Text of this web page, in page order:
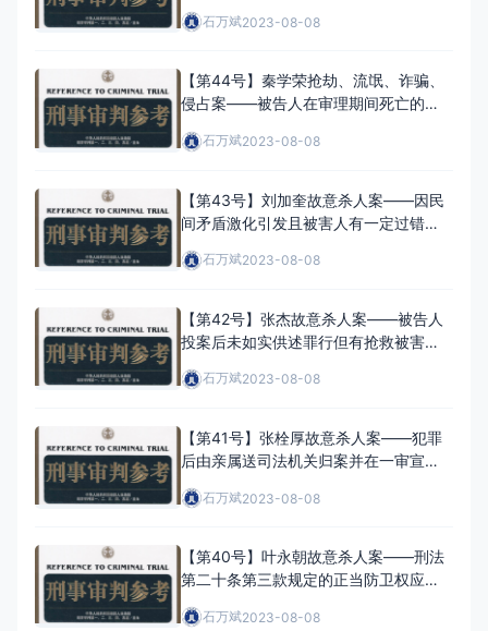
石万斌2023-08-08
【第44号】秦学荣抢劫、流氓、诈骗、
侵占案——被告人在审理期间死亡的，
处理石万斌2023-08-08
【第43号】刘加奎故意杀人案——因民
间矛盾激化引发且被害人有一定过错的
石万斌2023-08-08
【第42号】张杰故意杀人案——被告人
投案后未如实供述罪行但有抢救被害人
石万斌2023-08-08
【第41号】张栓厚故意杀人案——犯罪
后由亲属送司法机关归案并在一审宣判
石万斌2023-08-08
【第40号】叶永朝故意杀人案——刑法
第二十条第三款规定的正当防卫权应如
石万斌2023-08-08